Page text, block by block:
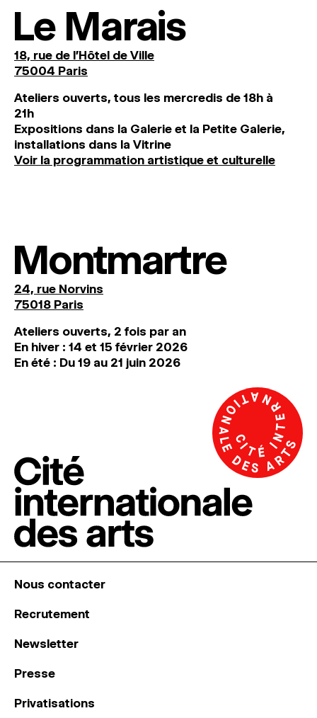
Le Marais
18, rue de l'Hôtel de Ville
75004 Paris
Ateliers ouverts, tous les mercredis de 18h à
21h
Expositions dans la Galerie et la Petite Galerie,
installations dans la Vitrine
Voir la programmation artistique et culturelle
Montmartre
24, rue Norvins
75018 Paris
Ateliers ouverts, 2 fois par an
En hiver : 14 et 15 février 2026
En été : Du 19 au 21 juin 2026
Nous contacter
Recrutement
Newsletter
Presse
Privatisations